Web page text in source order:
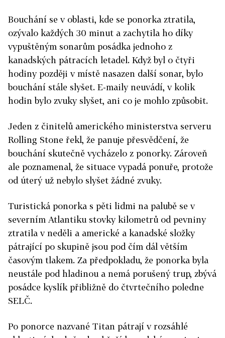
Bouchání se v oblasti, kde se ponorka ztratila,
ozývalo každých 30 minut a zachytila ho díky
vypuštěným sonarům posádka jednoho z
kanadských pátracích letadel. Když byl o čtyři
hodiny později v místě nasazen další sonar, bylo
bouchání stále slyšet. E-maily neuvádí, v kolik
hodin bylo zvuky slyšet, ani co je mohlo způsobit.
Jeden z činitelů amerického ministerstva serveru
Rolling Stone řekl, že panuje přesvědčení, že
bouchání skutečně vycházelo z ponorky. Zároveň
ale poznamenal, že situace vypadá ponuře, protože
od úterý už nebylo slyšet žádné zvuky.
Turistická ponorka s pěti lidmi na palubě se v
severním Atlantiku stovky kilometrů od pevniny
ztratila v neděli a americké a kanadské složky
pátrající po skupině jsou pod čím dál větším
časovým tlakem. Za předpokladu, že ponorka byla
neustále pod hladinou a nemá porušený trup, zbývá
posádce kyslík přibližně do čtvrtečního poledne
SELČ.
Po ponorce nazvané Titan pátrají v rozsáhlé